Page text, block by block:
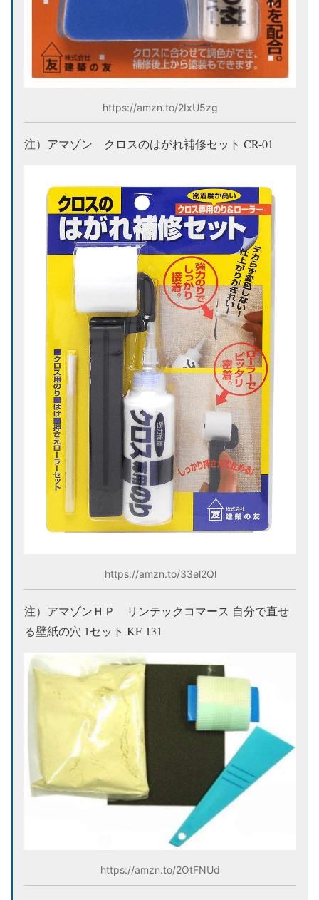
https://amzn.to/2IxU5zg
注）アマゾン クロスのはがれ補修セット CR-01
https://amzn.to/33el2Ql
注）アマゾンＨＰ リンテックコマース 自分で直せ
る壁紙の穴 1セット KF-131
https://amzn.to/2OtFNUd